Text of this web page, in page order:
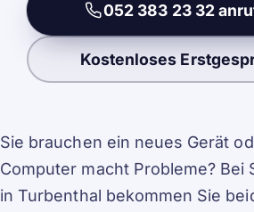
052 383 23 32
Kostenloses
Sie brauchen ein neues Gerät
Computer macht Probleme? Bei
in Turbenthal bekommen Sie